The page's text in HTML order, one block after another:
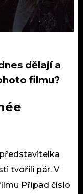
dělají a
filmu?
tvořili pár. V
Případ číslo